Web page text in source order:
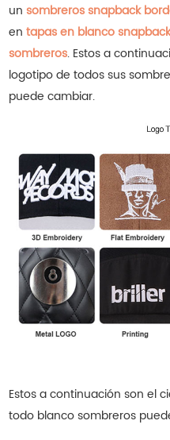
un sombreros snapback
entapas en blanco
sombreros. Estos a
logotipo de todos sus
puede cambiar.
Estos a continuación son el
todo blancosombreros